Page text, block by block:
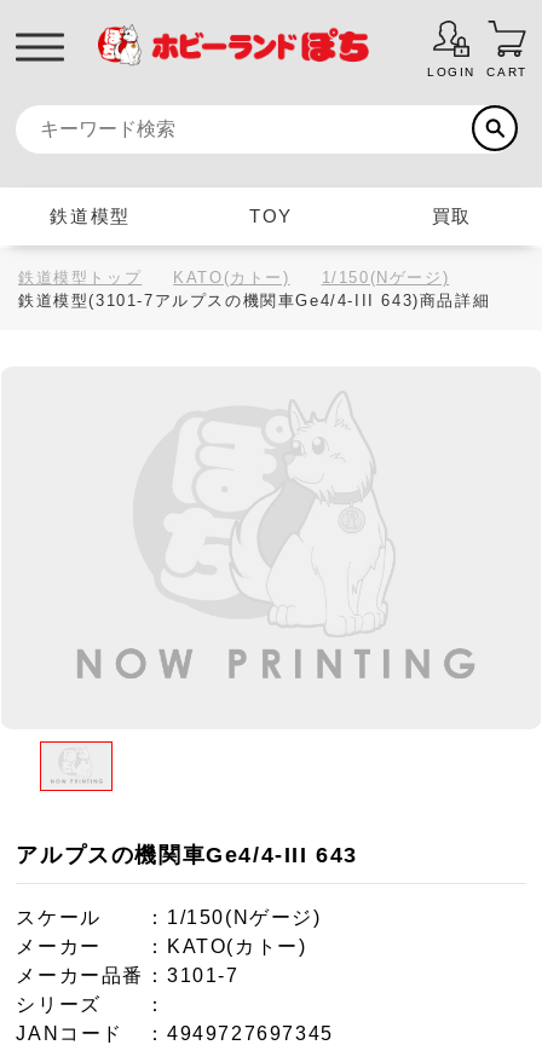
LOGIN CART
鉄道模型 TOY 買取
鉄道模型トップ KATO(カトー)
1/150(Nゲージ)
鉄道模型(3101-7アルプスの機関車Ge4/4-III 643)商品詳細
アルプスの機関車Ge4/4-III 643
スケール
：1/150(Nゲージ)
メーカー
：KATO(カトー)
メーカー品番
：3101-7
シリーズ
：
JANコード
：4949727697345